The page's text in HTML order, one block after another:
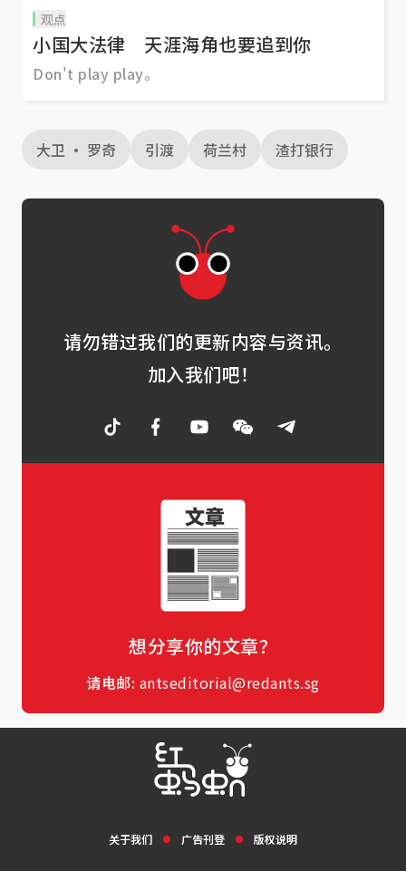
观点
小国大法律 天涯海角也要追到你
Don't play play。
大卫 · 罗奇 引渡 荷兰村 渣打银行
请勿错过我们的更新内容与资讯。
加入我们吧！
想分享你的文章？
请电邮: antseditorial@redants.sg
关于我们 广告刊登 版权说明